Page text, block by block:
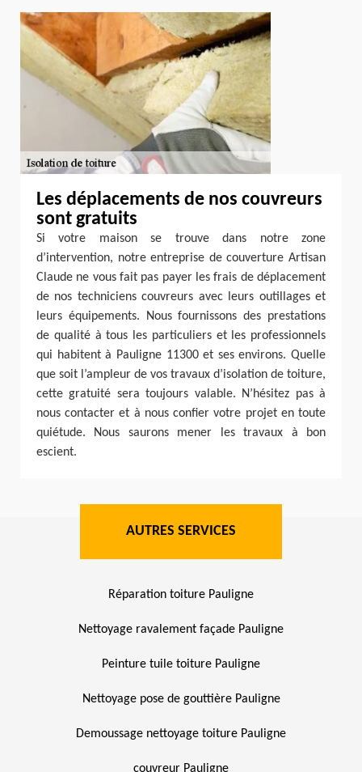
Les déplacements de nos couvreurs
sont gratuits
Si votre maison se trouve dans notre zone
d’intervention, notre entreprise de couverture Artisan
Claude ne vous fait pas payer les frais de déplacement
de nos techniciens couvreurs avec leurs outillages et
leurs équipements. Nous fournissons des prestations
de qualité à tous les particuliers et les professionnels
qui habitent à Pauligne 11300 et ses environs. Quelle
que soit l’ampleur de vos travaux d’isolation de toiture,
cette gratuité sera toujours valable. N’hésitez pas à
nous contacter et à nous confier votre projet en toute
quiétude. Nous saurons mener les travaux à bon
escient.
AUTRES SERVICES
Réparation toiture Pauligne
Nettoyage ravalement façade Pauligne
Peinture tuile toiture Pauligne
Nettoyage pose de gouttière Pauligne
Demoussage nettoyage toiture Pauligne
couvreur Pauligne